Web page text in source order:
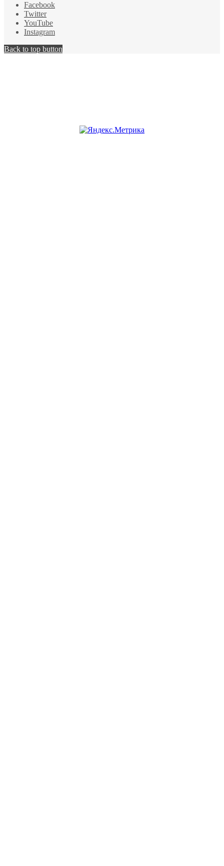
Facebook
Twitter
YouTube
Instagram
Back to top button